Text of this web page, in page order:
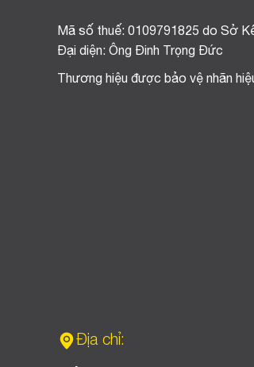
Mã số thuế: 0109791825 do Sở
Đại diện: Ông Đinh Trọng Đức
Thương hiệu được bảo vệ nhãn
Địa chỉ: